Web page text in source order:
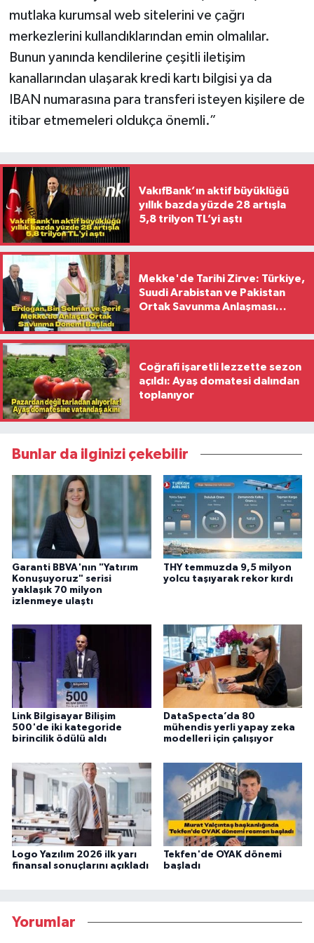
mutlaka kurumsal web sitelerini ve çağrı
merkezlerini kullandıklarından emin olmalılar.
Bunun yanında kendilerine çeşitli iletişim
kanallarından ulaşarak kredi kartı bilgisi ya da
IBAN numarasına para transferi isteyen kişilere de
itibar etmemeleri oldukça önemli.”
VakıfBank’ın aktif büyüklüğü
yıllık bazda yüzde 28 artışla
5,8 trilyon TL’yi aştı
Mekke'de Tarihi Zirve: Türkiye,
Suudi Arabistan ve Pakistan
Ortak Savunma Anlaşması
Coğrafi işaretli lezzette sezon
açıldı: Ayaş domatesi dalından
toplanıyor
Bunlar da ilginizi çekebilir
Garanti BBVA'nın "Yatırım
Konuşuyoruz" serisi
yaklaşık 70 milyon
izlenmeye ulaştı
THY temmuzda 9,5 milyon
yolcu taşıyarak rekor kırdı
Link Bilgisayar Bilişim
500'de iki kategoride
birincilik ödülü aldı
DataSpecta’da 80
mühendis yerli yapay zeka
modelleri için çalışıyor
Logo Yazılım 2026 ilk yarı
finansal sonuçlarını açıkladı
Tekfen'de OYAK dönemi
başladı
Yorumlar